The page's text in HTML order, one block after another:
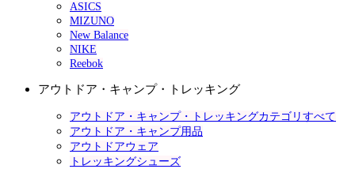
ASICS
MIZUNO
New Balance
NIKE
Reebok
アウトドア・キャンプ・トレッキング
アウトドア・キャンプ・トレッキングカテゴリすべて
アウトドア・キャンプ用品
アウトドアウェア
トレッキングシューズ